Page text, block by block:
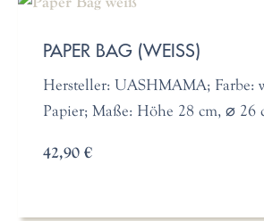
PAPER BAG (WEISS)
Hersteller: UASHMAMA; Farbe:
Papier; Maße: Höhe 28 cm, ⌀ 26
42,90 €